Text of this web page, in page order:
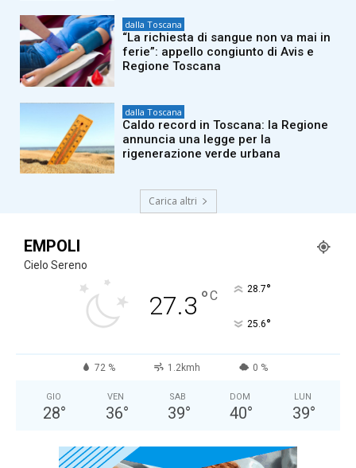
dalla Toscana
“La richiesta di sangue non va mai in
ferie”: appello congiunto di Avis e
Regione Toscana
dalla Toscana
Caldo record in Toscana: la Regione
annuncia una legge per la
rigenerazione verde urbana
Carica altri
EMPOLI
Cielo Sereno
27.3 °C 28.7°
25.6°
72 % 1.2kmh 0 %
GIO
28°
VEN
36°
SAB
39°
DOM
40°
LUN
39°